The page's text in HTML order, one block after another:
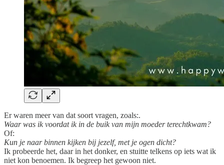
Er waren meer van dat soort vragen, zoals:.
Waar was ik voordat ik in de buik van mijn moeder terechtkwam?
Of:
Kun je naar binnen kijken bij jezelf, met je ogen dicht?
Ik probeerde het, daar in het donker, en stuitte telkens op iets wat ik
niet kon benoemen. Ik begreep het gewoon niet.